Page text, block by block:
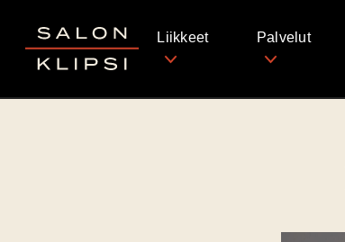
Salon Klipsi
Liikkeet Palvelut